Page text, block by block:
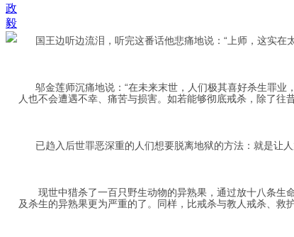
政
毅
国王边听边流泪，听完这番话他悲痛地说：“上师，这实在
邬金莲师沉痛地说：“在未来末世，人们极其喜好杀生罪业
人也不会遭遇不幸、痛苦与损害。如若能够彻底戒杀，除了往
已趋入后世罪恶深重的人们想要脱离地狱的方法：就是让人
现世中猎杀了一百只野生动物的异熟果，通过放十八条生命
及杀生的异熟果更为严重的了。同样，比戒杀与教人戒杀、救